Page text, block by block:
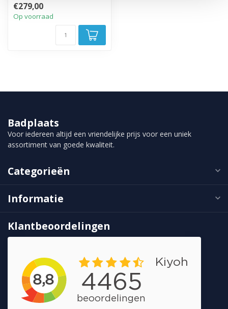
€279,00
Op voorraad
Badplaats
Voor iedereen altijd een vriendelijke prijs voor een uniek
assortiment van goede kwaliteit.
Categorieën
Informatie
Klantbeoordelingen